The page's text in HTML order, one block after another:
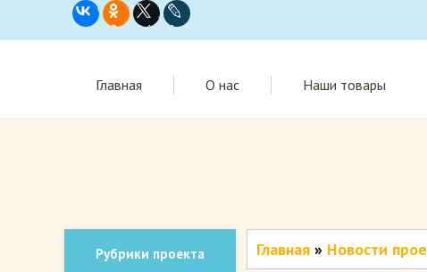
Главная О нас Наши товары
Рубрики проекта Главная » Новости